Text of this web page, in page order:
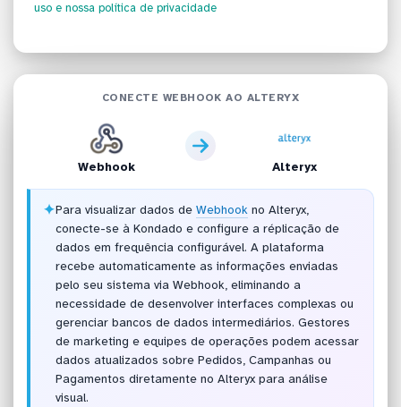
uso e nossa política de privacidade
CONECTE WEBHOOK AO ALTERYX
Webhook Alteryx
✦Para visualizar dados de Webhookno Alteryx,
conecte-se à Kondado e configure a réplicação de
dados em frequência configurável. A plataforma
recebe automaticamente as informações enviadas
pelo seu sistema via Webhook, eliminando a
necessidade de desenvolver interfaces complexas ou
gerenciar bancos de dados intermediários. Gestores
de marketing e equipes de operações podem acessar
dados atualizados sobre Pedidos, Campanhas ou
Pagamentos diretamente no Alteryx para análise
visual.